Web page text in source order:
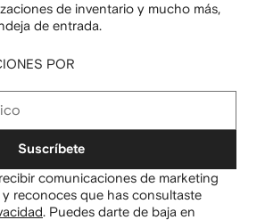
de inventario y mucho más,
de entrada.
POR
Suscríbete
comunicaciones de marketing
reconoces que has consultaste
Puedes darte de baja en